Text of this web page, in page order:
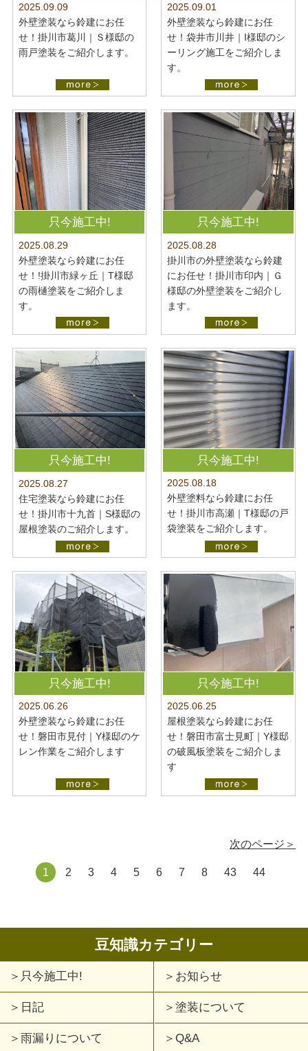
2025.09.09
外壁塗装なら鈴建にお任
せ！掛川市葛川｜Ｓ様邸の
雨戸塗装をご紹介します。
2025.09.01
外壁塗装なら鈴建にお任
せ！袋井市川井｜I様邸のシ
ーリング施工をご紹介しま
す。
只今施工中!
2025.08.29
外壁塗装なら鈴建にお任
せ！!掛川市緑ヶ丘｜T様邸
の雨樋塗装をご紹介しま
す。
只今施工中!
2025.08.28
掛川市の外壁塗装なら鈴建
にお任せ！掛川市印内｜Ｇ
様邸の外壁塗装をご紹介し
ます。
只今施工中!
2025.08.27
住宅塗装なら鈴建にお任
せ！掛川市十九首｜S様邸の
屋根塗装のご紹介します。
只今施工中!
2025.08.18
外壁塗料なら鈴建にお任
せ！掛川市高瀬｜T様邸の戸
袋塗装をご紹介します。
只今施工中!
2025.06.26
外壁塗装なら鈴建にお任
せ！磐田市見付｜Y様邸のケ
レン作業をご紹介します
只今施工中!
2025.06.25
屋根塗装なら鈴建にお任
せ！磐田市富士見町｜Y様邸
の破風板塗装をご紹介しま
す
1 2 3 4 5 6 7 8 43 44
次のページ＞
豆知識カテゴリー
只今施工中! お知らせ
日記 塗装について
雨漏りについて Q&A